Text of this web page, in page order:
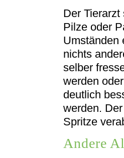
Der Tierarzt
Pilze oder
Umständen
nichts
selber
werden
deutlich
werden.
Spritze
Andere